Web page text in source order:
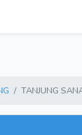
TANJUNG